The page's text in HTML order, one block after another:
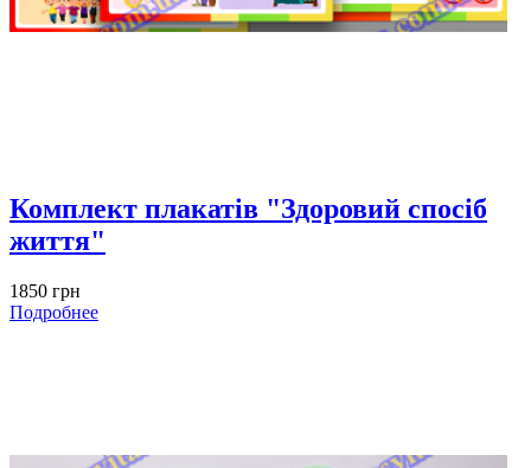
Комплект плакатів "Здоровий спосіб
життя"
1850 грн
Подробнее